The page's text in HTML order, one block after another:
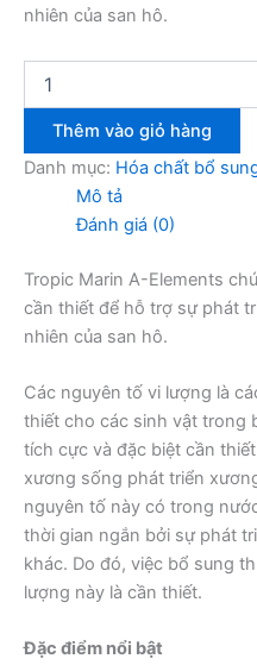
nhiên của san hô.
Thêm vào giỏ hàng
Danh mục: Hóa chất bổ
Mô tả
Đánh giá (0)
Tropic Marin A-Elements
cần thiết để hỗ trợ sự phát
nhiên của san hô.
Các nguyên tố vi lượng là
thiết cho các sinh vật trong
tích cực và đặc biệt cần
xương sống phát triển
nguyên tố này có trong
thời gian ngắn bởi sự phát
khác. Do đó, việc bổ sung
lượng này là cần thiết.
Đặc điểm nổi bật